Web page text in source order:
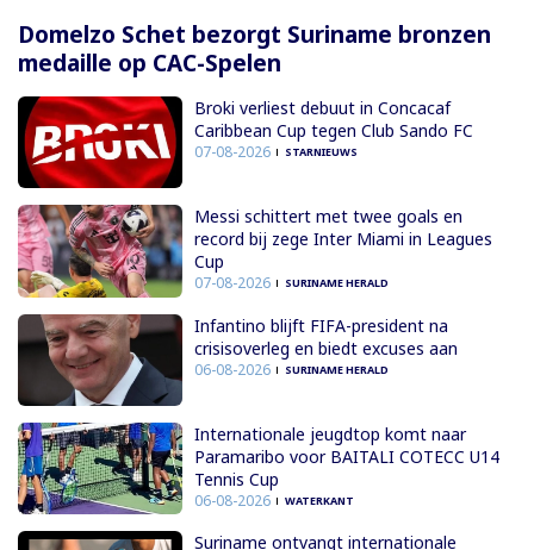
Domelzo Schet bezorgt Suriname bronzen
medaille op CAC-Spelen
Broki verliest debuut in Concacaf
Caribbean Cup tegen Club Sando FC
07-08-2026 STARNIEUWS
Messi schittert met twee goals en
record bij zege Inter Miami in Leagues
Cup
07-08-2026 SURINAME HERALD
Infantino blijft FIFA-president na
crisisoverleg en biedt excuses aan
06-08-2026 SURINAME HERALD
Internationale jeugdtop komt naar
Paramaribo voor BAITALI COTECC U14
Tennis Cup
06-08-2026 WATERKANT
Suriname ontvangt internationale